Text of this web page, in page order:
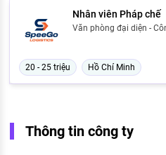
Nhân viên Pháp chế
Văn phòng đại diện -
20 - 25 triệu Hồ Chí Minh
Thông tin công ty